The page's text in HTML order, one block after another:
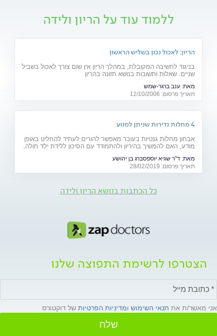
ללמוד עוד על הריון ולידה
הריון: לאכול נכון בשליש הראשון
בניגוד לחשיבה המקובלת, במהלך הריון אין שום צורך לאכול בשביל
שניים. שאלות ותשובות בנושא תזונה בהריון
מאת: ענב ברגר-שמש
תאריך פרסום: 12/10/2006
4 מחלות נדירות שניתן למנוע
אבחון מחלות גנטיות בעובר מאפשר להורים לעתיד להחליט באופן
מודע, האם להמשיך בהיריון ולהתמודד עם הסיכון ללידת ילד חולה,
(28.2)מאת: ד"ר שגיא יוספסברג בן יהושע
תאריך פרסום: 28/02/2019
כל הכתבות בנושא הריון ולידה
הצטרפו לרשימת התפוצה שלנו
אני מאשר/ת את תנאי השימוש ומדיניות הפרטיות של דוקטורס
שלח